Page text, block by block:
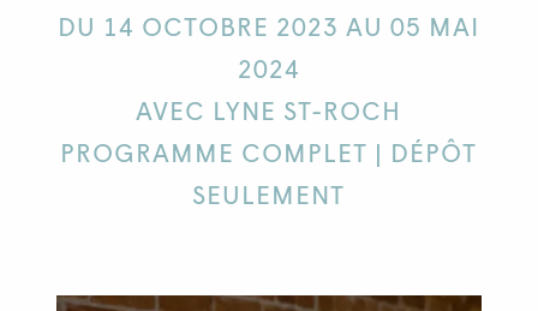
DU 14 OCTOBRE 2023 AU 05 MAI
2024
AVEC LYNE ST-ROCH
PROGRAMME COMPLET | DÉPÔT
SEULEMENT